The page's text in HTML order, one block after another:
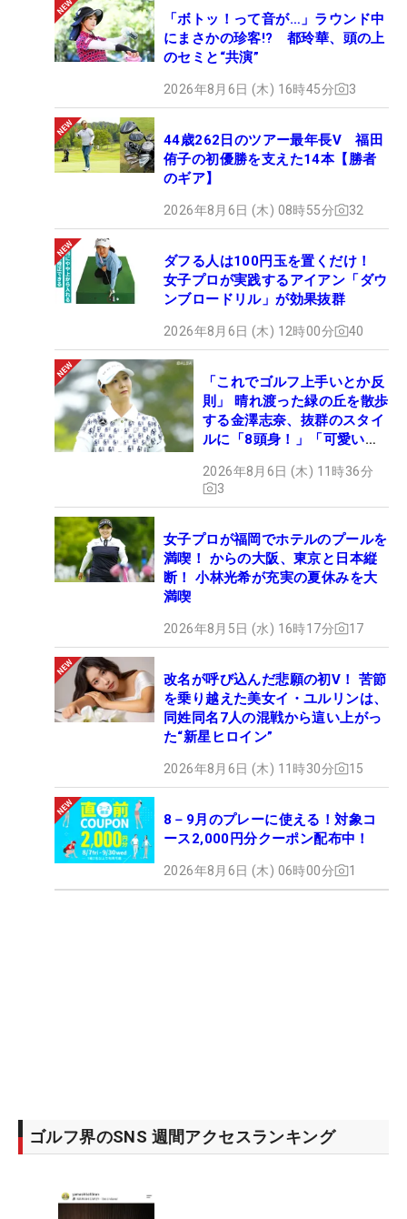
「ボトッ！って音が…」ラウンド中
にまさかの珍客!? 都玲華、頭の上
のセミと“共演”
2026年8月6日 (木) 16時45分 3
44歳262日のツアー最年長V 福田
侑子の初優勝を支えた14本【勝者
のギア】
2026年8月6日 (木) 08時55分 32
ダフる人は100円玉を置くだけ！
女子プロが実践するアイアン「ダウ
ンブロードリル」が効果抜群
2026年8月6日 (木) 12時00分 40
「これでゴルフ上手いとか反
則」 晴れ渡った緑の丘を散歩
する金澤志奈、抜群のスタイ
ルに「8頭身！」「可愛いに
2026年8月6日 (木) 11時36分
3
女子プロが福岡でホテルのプールを
満喫！ からの大阪、東京と日本縦
断！ 小林光希が充実の夏休みを大
満喫
2026年8月5日 (水) 16時17分 17
改名が呼び込んだ悲願の初V！ 苦節
を乗り越えた美女イ・ユルリンは、
同姓同名7人の混戦から這い上がっ
た“新星ヒロイン”
2026年8月6日 (木) 11時30分 15
8－9月のプレーに使える！対象コ
ース2,000円分クーポン配布中！
2026年8月6日 (木) 06時00分 1
ゴルフ界のSNS 週間アクセスランキング